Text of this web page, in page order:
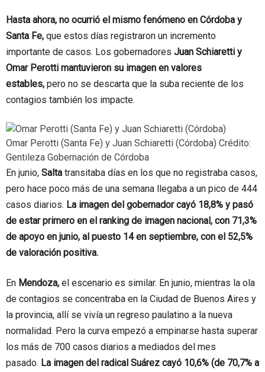
Hasta ahora, no ocurrió el mismo fenómeno en Córdoba y
Santa Fe, que estos días registraron un incremento
importante de casos. Los gobernadores Juan Schiaretti y
Omar Perotti mantuvieron su imagen en valores
estables, pero no se descarta que la suba reciente de los
contagios también los impacte.
Omar Perotti (Santa Fe) y Juan Schiaretti (Córdoba) Crédito:
Gentileza Gobernación de Córdoba
En junio, Salta transitaba días en los que no registraba casos,
pero hace poco más de una semana llegaba a un pico de 444
casos diarios. La imagen del gobernador cayó 18,8% y pasó
de estar primero en el ranking de imagen nacional, con 71,3%
de apoyo en junio, al puesto 14 en septiembre, con el 52,5%
de valoración positiva.
En Mendoza, el escenario es similar. En junio, mientras la ola
de contagios se concentraba en la Ciudad de Buenos Aires y
la provincia, allí se vivía un regreso paulatino a la nueva
normalidad. Pero la curva empezó a empinarse hasta superar
los más de 700 casos diarios a mediados del mes
pasado. La imagen del radical Suárez cayó 10,6% (de 70,7% a